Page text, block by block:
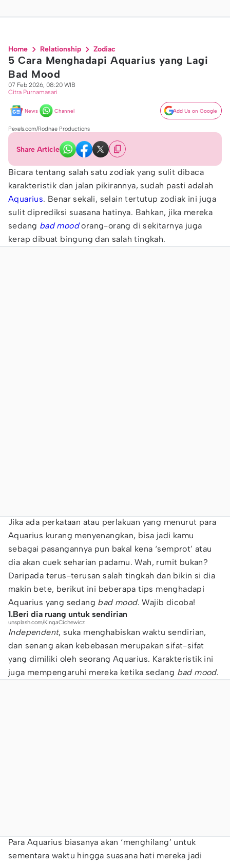
Home Relationship Zodiac
5 Cara Menghadapi Aquarius yang Lagi
Bad Mood
07 Feb 2026, 08:20 WIB
Citra Purnamasari
News Channel Add Us on Google
Pexels.com/Rodnae Productions
Share Article
Bicara tentang salah satu zodiak yang sulit dibaca
karakteristik dan jalan pikirannya, sudah pasti adalah
Aquarius. Benar sekali, selain tertutup zodiak ini juga
sulit diprediksi suasana hatinya. Bahkan, jika mereka
sedang bad moodorang-orang di sekitarnya juga
kerap dibuat bingung dan salah tingkah.
Jika ada perkataan atau perlakuan yang menurut para
Aquarius kurang menyenangkan, bisa jadi kamu
sebagai pasangannya pun bakal kena ‘semprot’ atau
dia akan cuek seharian padamu. Wah, rumit bukan?
Daripada terus-terusan salah tingkah dan bikin si dia
makin bete, berikut ini beberapa tips menghadapi
Aquarius yang sedang bad mood. Wajib dicoba!
1.Beri dia ruang untuk sendirian
unsplash.com/KingaCichewicz
Independent, suka menghabiskan waktu sendirian,
dan senang akan kebebasan merupakan sifat-sifat
yang dimiliki oleh seorang Aquarius. Karakteristik ini
juga mempengaruhi mereka ketika sedang bad mood.
Para Aquarius biasanya akan ‘menghilang’ untuk
sementara waktu hingga suasana hati mereka jadi